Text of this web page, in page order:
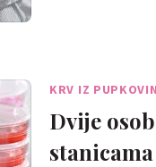
KRV IZ
Dvije
stanicama